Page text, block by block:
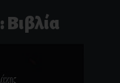
Βιβλία